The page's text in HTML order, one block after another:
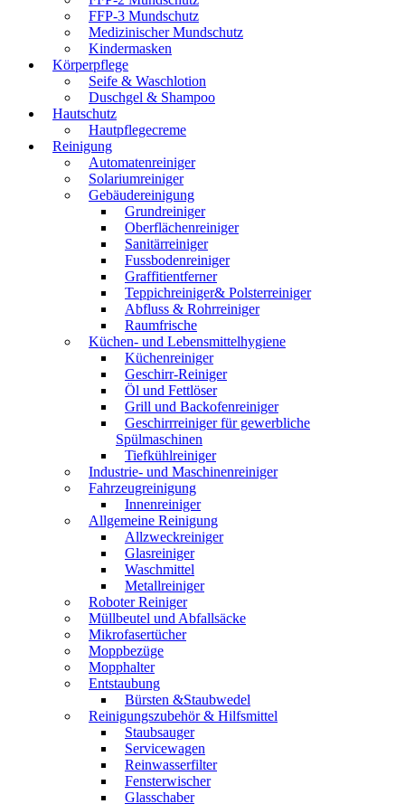
FFP-3 Mundschutz
Medizinischer Mundschutz
Kindermasken
Körperpflege
Seife & Waschlotion
Duschgel & Shampoo
Hautschutz
Hautpflegecreme
Reinigung
Automatenreiniger
Solariumreiniger
Gebäudereinigung
Grundreiniger
Oberflächenreiniger
Sanitärreiniger
Fussbodenreiniger
Graffitientferner
Teppichreiniger& Polsterreiniger
Abfluss & Rohrreiniger
Raumfrische
Küchen- und Lebensmittelhygiene
Küchenreiniger
Geschirr-Reiniger
Öl und Fettlöser
Grill und Backofenreiniger
Geschirrreiniger für gewerbliche
Spülmaschinen
Tiefkühlreiniger
Industrie- und Maschinenreiniger
Fahrzeugreinigung
Innenreiniger
Allgemeine Reinigung
Allzweckreiniger
Glasreiniger
Waschmittel
Metallreiniger
Roboter Reiniger
Müllbeutel und Abfallsäcke
Mikrofasertücher
Moppbezüge
Mopphalter
Entstaubung
Bürsten &Staubwedel
Reinigungszubehör & Hilfsmittel
Staubsauger
Servicewagen
Reinwasserfilter
Fensterwischer
Glasschaber